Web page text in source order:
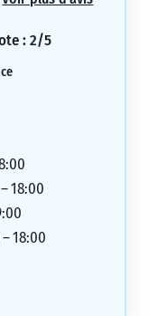
1/5
: 2/5
18:00
18:00